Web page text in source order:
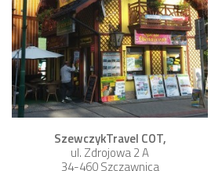
SzewczykTravel COT,
ul. Zdrojowa 2 A
34-460 Szczawnica